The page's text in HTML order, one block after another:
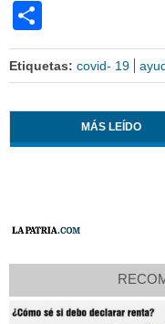
Etiquetas: covid- 19
MÁS LEÍDO